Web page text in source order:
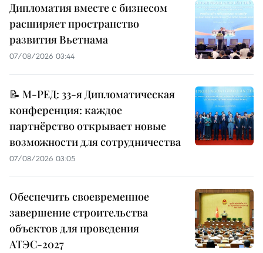
Дипломатия вместе с бизнесом
расширяет пространство
развития Вьетнама
07/08/2026 03:44
📝 М-РЕД: 33-я Дипломатическая
конференция: каждое
партнёрство открывает новые
возможности для сотрудничества
07/08/2026 03:05
Обеспечить своевременное
завершение строительства
объектов для проведения
АТЭС-2027